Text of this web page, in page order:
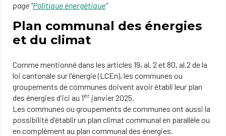
page "Politique énergétique"
Plan communal des énergies
et du climat
Comme mentionné dans les articles 19, al. 2 et 80, al.2 de la
loi cantonale sur l'énergie (LCEn), les communes ou
groupements de communes doivent avoir établi leur plan
des énergies d'ici au 1er janvier 2025.
Les communes ou groupements de communes​ ont aussi la
possibilité d'établir un plan climat communal en parallèle ou
en complément au plan communal des énergies.